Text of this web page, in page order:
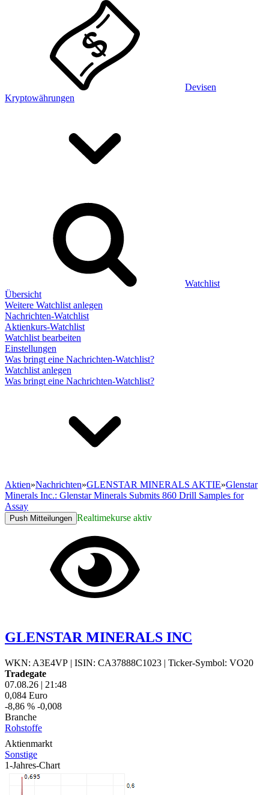
Devisen
Kryptowährungen
Watchlist
Übersicht
Weitere Watchlist anlegen
Nachrichten-Watchlist
Aktienkurs-Watchlist
Watchlist bearbeiten
Einstellungen
Was bringt eine Nachrichten-Watchlist?
Watchlist anlegen
Was bringt eine Nachrichten-Watchlist?
Aktien»Nachrichten»GLENSTAR MINERALS AKTIE»Glenstar
Minerals Inc.: Glenstar Minerals Submits 860 Drill Samples for
Assay
Push Mitteilungen Realtimekurse aktiv
GLENSTAR MINERALS INC
WKN: A3E4VP | ISIN: CA37888C1023 | Ticker-Symbol: VO20
Tradegate
07.08.26 | 21:48
0,084 Euro
-8,86 % -0,008
Branche
Rohstoffe
Aktienmarkt
Sonstige
1-Jahres-Chart